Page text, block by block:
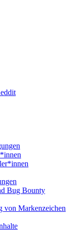
Bug Bounty
von Markenzeichen